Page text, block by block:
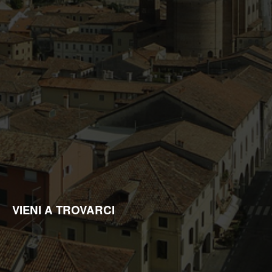
ricerche di mercato; negli altri casi, l'opposizione presuppone
un motivo legittimo.
VIENI A TROVARCI